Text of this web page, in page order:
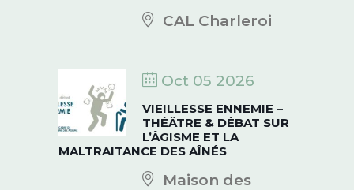
CAL Charleroi
Oct 05 2026
VIEILLESSE ENNEMIE –
THÉÂTRE & DÉBAT SUR
L’ÂGISME ET LA
MALTRAITANCE DES AÎNÉS
Maison des